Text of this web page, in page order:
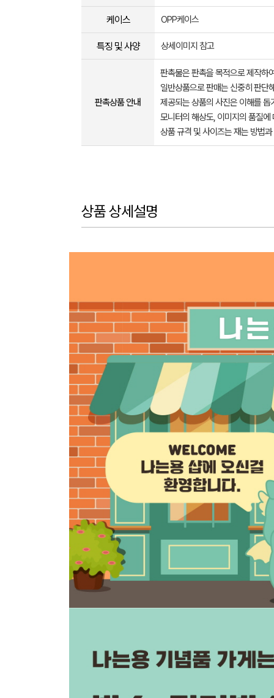
케이스 OPP케이스
특징 및 사양 상세이미지 참고
판촉상품 안내
판촉물은 판촉을 목적으로 제작하
일반상품으로 판매는 신중히 판단
제공되는 상품의 사진은 이해를
모니터의 해상도, 이미지의 품질
상품 규격 및 사이즈는 재는 방법
상품 상세설명